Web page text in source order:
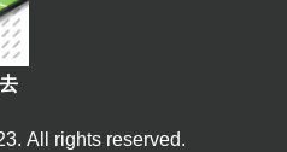
All rights reserved.